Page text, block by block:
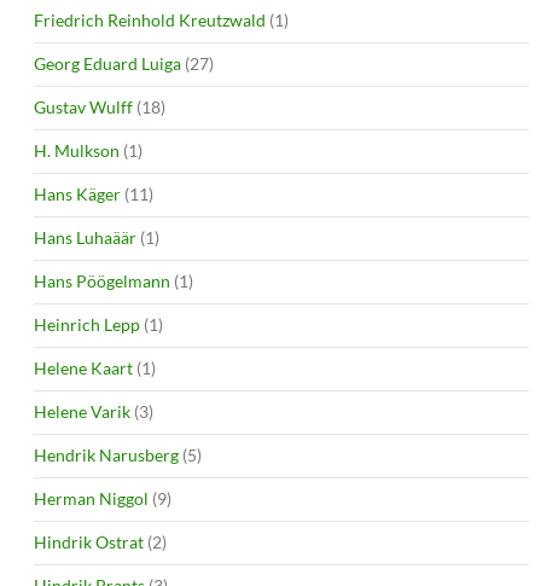
Friedrich Reinhold Kreutzwald (1)
Georg Eduard Luiga (27)
Gustav Wulff (18)
H. Mulkson (1)
Hans Käger (11)
Hans Luhaäär (1)
Hans Pöögelmann (1)
Heinrich Lepp (1)
Helene Kaart (1)
Helene Varik (3)
Hendrik Narusberg (5)
Herman Niggol (9)
Hindrik Ostrat (2)